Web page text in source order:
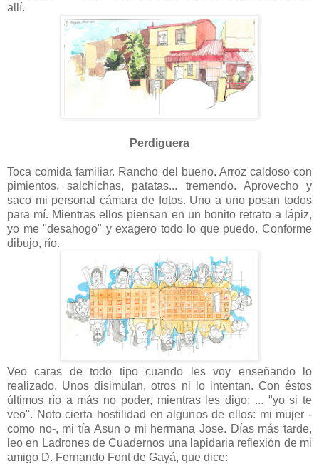
allí.
Perdiguera
Toca comida familiar. Rancho del bueno. Arroz caldoso con
pimientos, salchichas, patatas... tremendo. Aprovecho y
saco mi personal cámara de fotos. Uno a uno posan todos
para mí. Mientras ellos piensan en un bonito retrato a lápiz,
yo me "desahogo" y exagero todo lo que puedo. Conforme
dibujo, río.
Veo caras de todo tipo cuando les voy enseñando lo
realizado. Unos disimulan, otros ni lo intentan. Con éstos
últimos río a más no poder, mientras les digo: ... "yo si te
veo". Noto cierta hostilidad en algunos de ellos: mi mujer -
como no-, mi tía Asun o mi hermana Jose. Días más tarde,
leo en Ladrones de Cuadernos una lapidaria reflexión de mi
amigo D. Fernando Font de Gayá, que dice: